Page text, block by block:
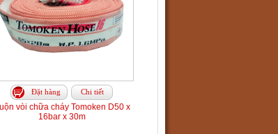
Đặt hàng Chi tiết
vòi chữa cháy Tomoken D50 x
16bar x 30m